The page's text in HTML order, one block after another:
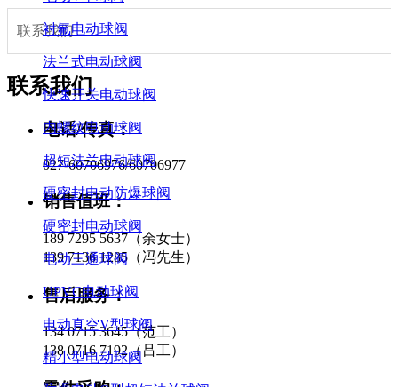
衬氟电动球阀
法兰式电动球阀
快速开关电动球阀
内螺纹电动球阀
超短法兰电动球阀
硬密封电动防爆球阀
硬密封电动球阀
电动三通球阀
UPVC电动球阀
电动真空V型球阀
精小型电动球阀
联系我们
联系我们
电话/传真：
027-60706976/60706977
销售值班：
189 7295 5637（余女士）
139 7136 1285（冯先生）
售后服务：
134 0715 3645（范工）
138 0716 7192（吕工）